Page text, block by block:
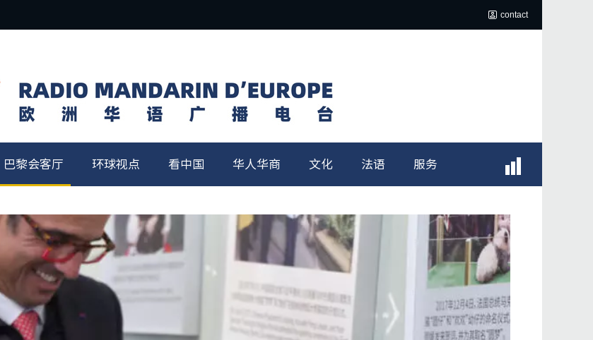
contact
巴黎会客厅 环球视点 看中国 华人华商 文化 法语 服务